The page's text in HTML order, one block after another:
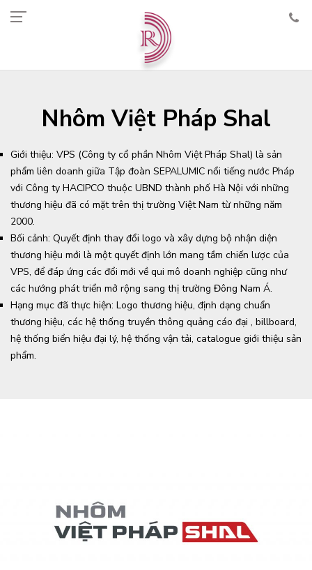
Nhôm Việt Pháp Shal
Giới thiệu: VPS (Công ty cổ phần Nhôm Việt Pháp Shal) là sản
phẩm liên doanh giữa Tập đoàn SEPALUMIC nổi tiếng nước Pháp
với Công ty HACIPCO thuộc UBND thành phố Hà Nội với những
thương hiệu đã có mặt trên thị trường Việt Nam từ những năm
2000.
Bối cảnh: Quyết định thay đổi logo và xây dựng bộ nhận diện
thương hiệu mới là một quyết định lớn mang tầm chiến lược của
VPS, để đáp ứng các đổi mới về qui mô doanh nghiệp cũng như
các hướng phát triển mở rộng sang thị trường Đông Nam Á.
Hạng mục đã thực hiện: Logo thương hiệu, định dạng chuẩn
thương hiệu, các hệ thống truyền thông quảng cáo đại , billboard,
hệ thống biển hiệu đại lý, hệ thống vận tải, catalogue giới thiệu sản
phẩm.